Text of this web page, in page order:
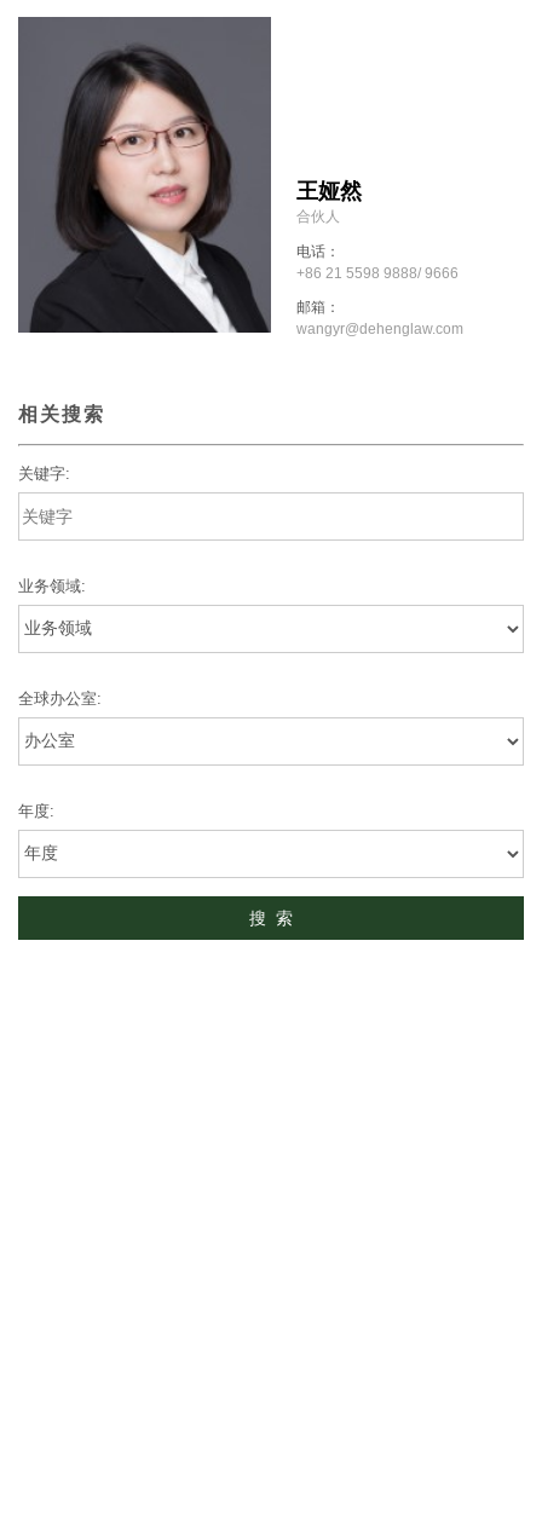
王娅然
合伙人
电话：
+86 21 5598 9888/ 9666
邮箱：
wangyr@dehenglaw.com
相关搜索
关键字:
业务领域:
全球办公室:
年度: